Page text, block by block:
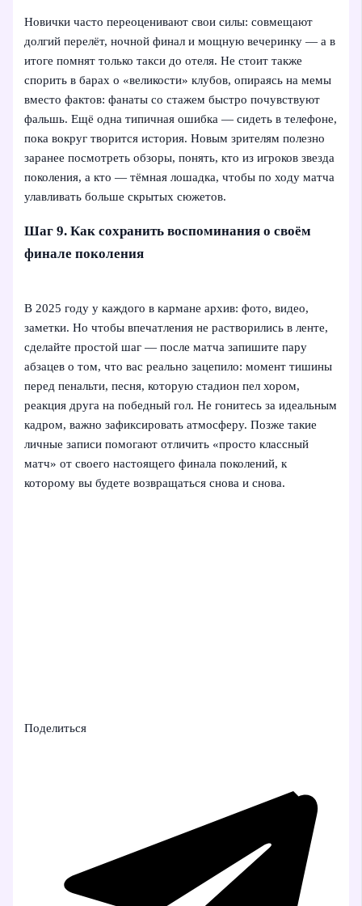
Новички часто переоценивают свои силы: совмещают
долгий перелёт, ночной финал и мощную вечеринку — а в
итоге помнят только такси до отеля. Не стоит также
спорить в барах о «великости» клубов, опираясь на мемы
вместо фактов: фанаты со стажем быстро почувствуют
фальшь. Ещё одна типичная ошибка — сидеть в телефоне,
пока вокруг творится история. Новым зрителям полезно
заранее посмотреть обзоры, понять, кто из игроков звезда
поколения, а кто — тёмная лошадка, чтобы по ходу матча
улавливать больше скрытых сюжетов.
Шаг 9. Как сохранить воспоминания о своём
финале поколения
В 2025 году у каждого в кармане архив: фото, видео,
заметки. Но чтобы впечатления не растворились в ленте,
сделайте простой шаг — после матча запишите пару
абзацев о том, что вас реально зацепило: момент тишины
перед пенальти, песня, которую стадион пел хором,
реакция друга на победный гол. Не гонитесь за идеальным
кадром, важно зафиксировать атмосферу. Позже такие
личные записи помогают отличить «просто классный
матч» от своего настоящего финала поколений, к
которому вы будете возвращаться снова и снова.
Поделиться